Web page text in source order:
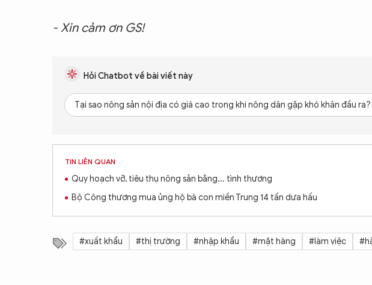
- Xin cảm ơn GS!
Hỏi Chatbot về bài viết này
Tại sao nông sản nội địa có giá cao trong khi nông dân gặp khó khăn đầu ra?
TIN LIÊN QUAN
Quy hoạch vỡ, tiêu thụ nông sản bằng... tình thương
Bộ Công thương mua ủng hộ bà con miền Trung 14 tấn dưa hấu
#xuất khẩu #thị trường #nhập khẩu #mặt hàng #làm việc